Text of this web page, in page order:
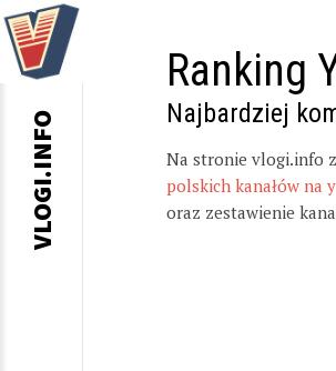
Ranking
Najbardziej
Na stronie vlogi.info
polskich kanałów na
oraz zestawienie
VLOGI.INFO